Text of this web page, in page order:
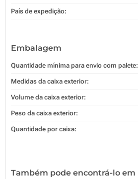
País de expedição:
Embalagem
Quantidade mínima para envio com palete:
Medidas da caixa exterior:
Volume da caixa exterior:
Peso da caixa exterior:
Quantidade por caixa:
Também pode encontrá-lo em